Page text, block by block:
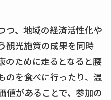
つ、地域の経済活性化や
観光施策の成果を同時
のために走るとなると腰
のを食べに行ったり、温
値があることで、参加の